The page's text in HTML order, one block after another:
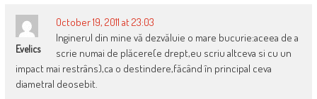
Evelics
October 19, 2011 at 23:03
Inginerul din mine vă dezvăluie o mare bucurie:aceea de a
scrie numai de plăcere(e drept,eu scriu altceva si cu un
impact mai restrâns),ca o destindere,făcând în principal ceva
diametral deosebit.